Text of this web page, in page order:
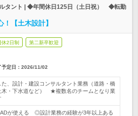
タント | ◆年間休日125日（土日祝） ◆転勤
【土木設計】
休2日制 第二新卒歓迎
予定日： 2026/11/02
、設計・建設コンサルタント業務（道路・橋
木・下水道など） ★複数名のチームとなり業
が使える ◎設計業務の経験が3年以上ある